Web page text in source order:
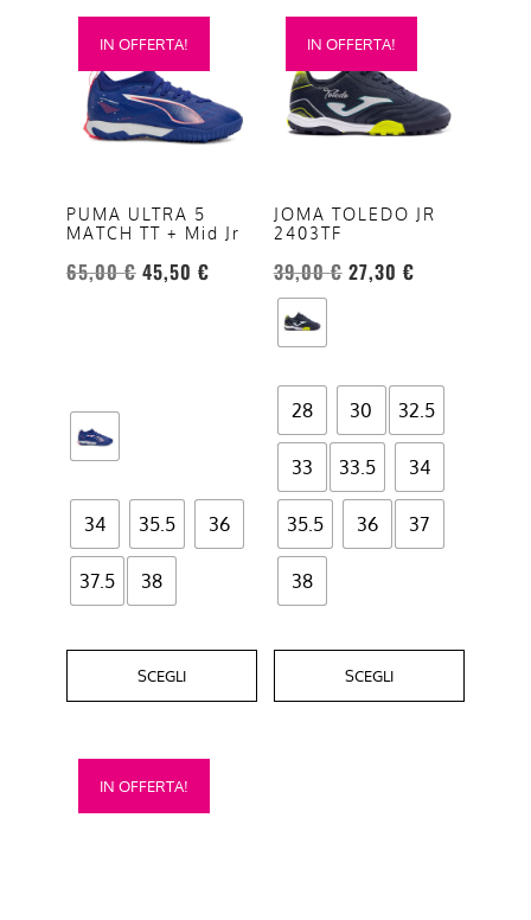
IN OFFERTA!
PUMA ULTRA 5
MATCH TT + Mid Jr
65,00€ 45,50 €
34 35.5 36
37.5 38
SCEGLI
Questo
prodotto
più
varianti.
opzioni
possono
essere
prodotto
IN OFFERTA!
JOMA TOLEDO JR
2403TF
39,00€ 27,30 €
28 30 32.5
33 33.5 34
35.5 36 37
38
SCEGLI
Questo
prodotto
ha
più
varianti.
opzioni
possono
essere
scelte
nella
del
prodotto
IN OFFERTA!
Questo
prodotto